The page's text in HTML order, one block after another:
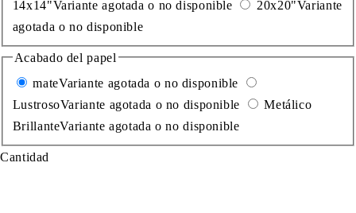
14x14"Variante agotada o no disponible 20x20"Variante
agotada o no disponible
Acabado del papel
mateVariante agotada o no disponible
LustrosoVariante agotada o no disponible
Metálico
BrillanteVariante agotada o no disponible
Cantidad